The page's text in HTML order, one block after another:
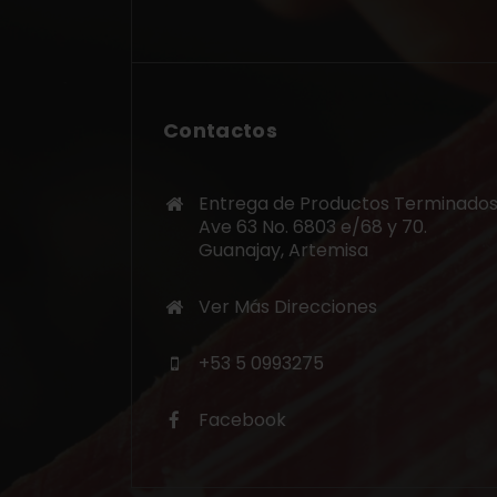
Contactos
Entrega de Productos
Ave 63 No. 6803 e/68 y 70.
Guanajay, Artemisa
Ver Más Direcciones
+53 5 0993275
Facebook